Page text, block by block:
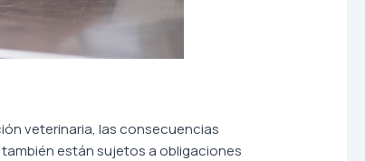
veterinaria, las consecuencias
están sujetos a obligaciones